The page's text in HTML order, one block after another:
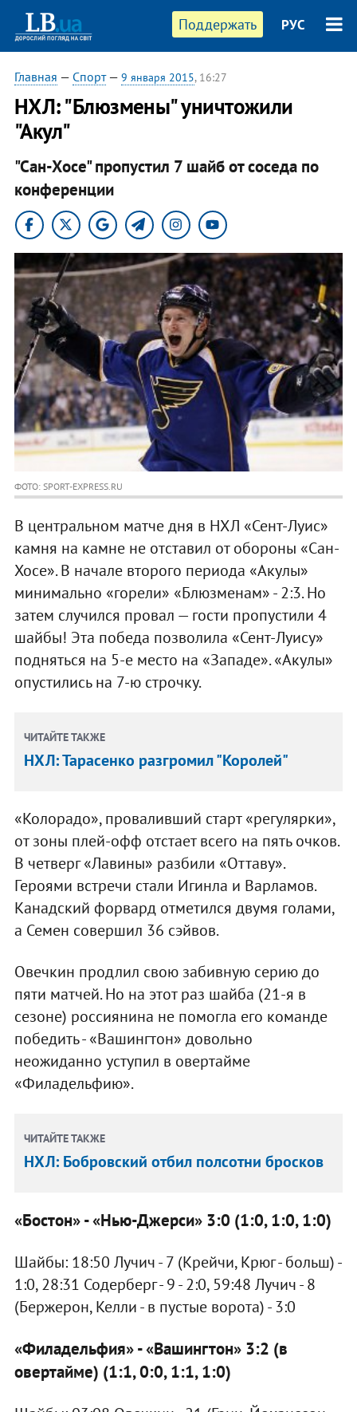
Поддержать РУС
Главная — Спорт— 9 января 2015, 16:27
НХЛ: "Блюзмены" уничтожили
"Акул"
"Сан-Хосе" пропустил 7 шайб от соседа по
конференции
ФОТО: SPORT-EXPRESS.RU
В центральном матче дня в НХЛ «Сент-Луис»
камня на камне не отставил от обороны «Сан-
Хосе». В начале второго периода «Акулы»
минимально «горели» «Блюзменам» - 2:3. Но
затем случился провал — гости пропустили 4
шайбы! Эта победа позволила «Сент-Луису»
подняться на 5-е место на «Западе». «Акулы»
опустились на 7-ю строчку.
ЧИТАЙТЕ ТАКЖЕ
НХЛ: Тарасенко разгромил "Королей"
«Колорадо», проваливший старт «регулярки»,
от зоны плей-офф отстает всего на пять очков.
В четверг «Лавины» разбили «Оттаву».
Героями встречи стали Игинла и Варламов.
Канадский форвард отметился двумя голами,
а Семен совершил 36 сэйвов.
Овечкин продлил свою забивную серию до
пяти матчей. Но на этот раз шайба (21-я в
сезоне) россиянина не помогла его команде
победить - «Вашингтон» довольно
неожиданно уступил в овертайме
«Филадельфию».
ЧИТАЙТЕ ТАКЖЕ
НХЛ: Бобровский отбил полсотни бросков
«Бостон» - «Нью-Джерси» 3:0 (1:0, 1:0, 1:0)
Шайбы: 18:50 Лучич - 7 (Крейчи, Крюг - больш) -
1:0, 28:31 Содерберг - 9 - 2:0, 59:48 Лучич - 8
(Бержерон, Келли - в пустые ворота) - 3:0
«Филадельфия» - «Вашингтон» 3:2 (в
овертайме) (1:1, 0:0, 1:1, 1:0)